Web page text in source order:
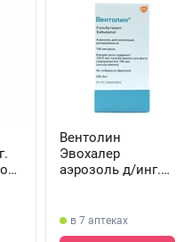
Вентолин
Эвохалер
аэрозоль д/инг.
в 7 аптеках